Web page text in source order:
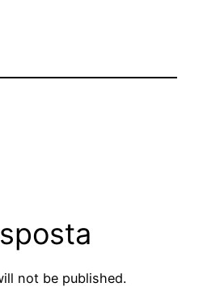
not be published.